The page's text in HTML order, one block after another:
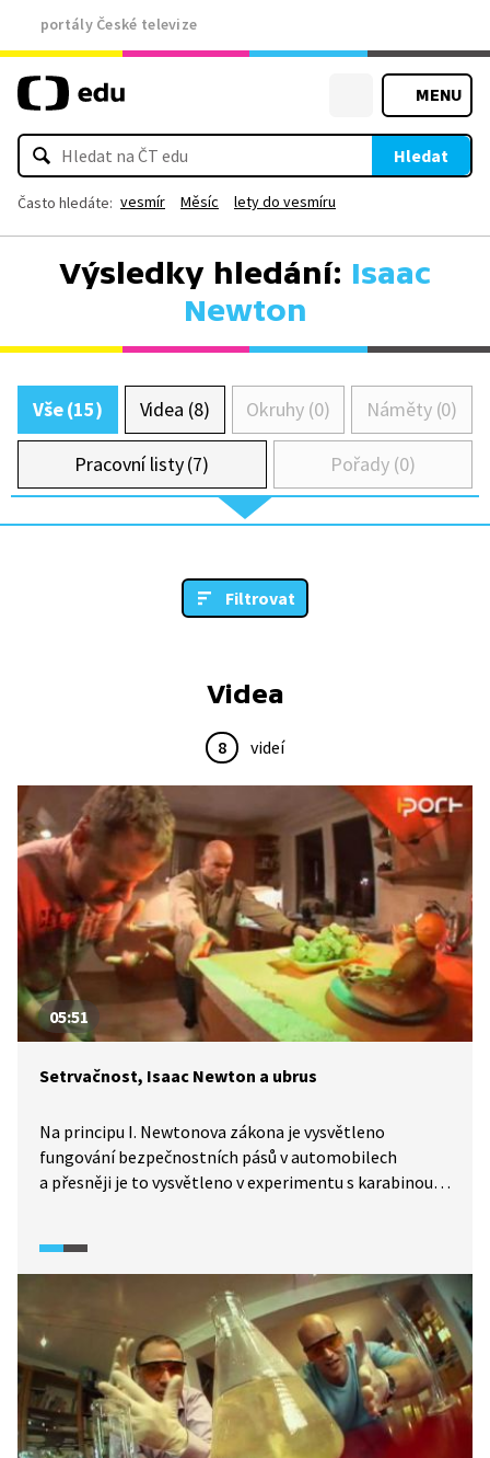
portály České televize
MENU
Hledat
Často hledáte: vesmír Měsíc lety do vesmíru
Výsledky hledání: Isaac
Newton
Vše (15) Videa (8) Okruhy (0) Náměty (0)
Pracovní listy (7) Pořady (0)
Filtrovat
Videa
8 videí
05:51
Setrvačnost, Isaac Newton a ubrus
Na principu I. Newtonova zákona je vysvětleno
fungování bezpečnostních pásů v automobilech
a přesněji je to vysvětleno v experimentu s karabinou